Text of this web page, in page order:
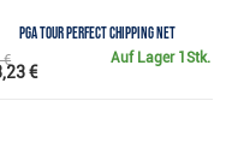
PGA TOUR Perfect Chipping Net
Auf Lager 1Stk.
€
€